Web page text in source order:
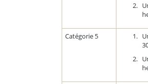
Catégorie 5